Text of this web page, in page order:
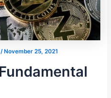
/ November 25, 2021